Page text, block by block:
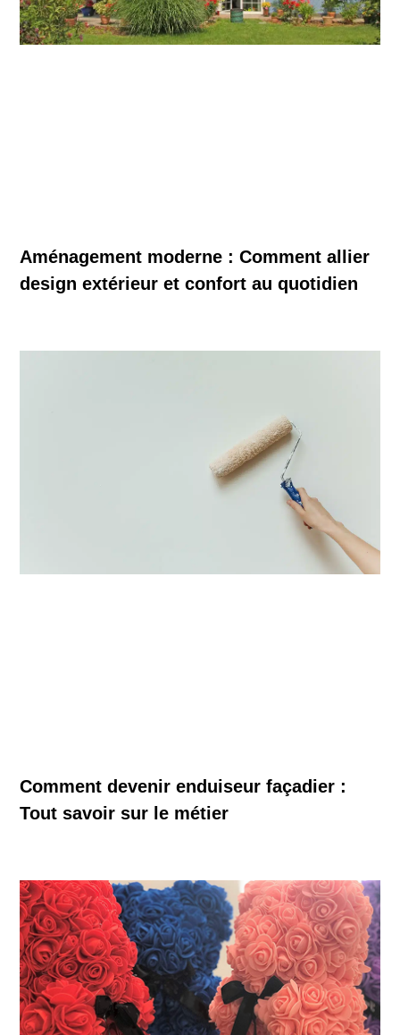
Aménagement moderne : Comment allier
design extérieur et confort au quotidien
Comment devenir enduiseur façadier :
Tout savoir sur le métier